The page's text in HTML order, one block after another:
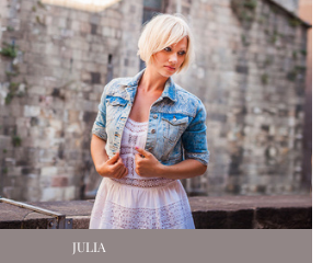
JULIA